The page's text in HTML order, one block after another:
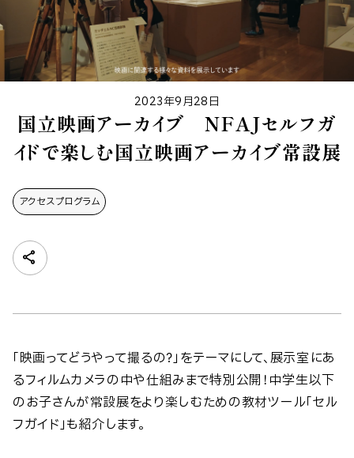
2023年9月28日
国立映画アーカイブ NFAJセルフガ
イドで楽しむ国立映画アーカイブ常設展
アクセスプログラム
「映画ってどうやって撮るの？」をテーマにして、展示室にあ
るフィルムカメラの中や仕組みまで特別公開！中学生以下
のお子さんが常設展をより楽しむための教材ツール「セル
フガイド」も紹介します。